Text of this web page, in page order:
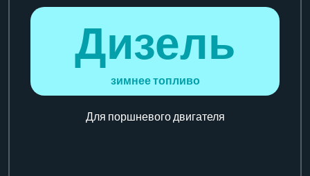
Дизель
зимнее топливо
Для поршневого двигателя